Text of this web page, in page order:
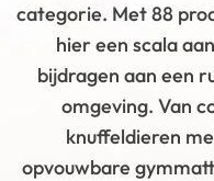
categorie. Met 88
hier een scala
bijdragen aan een
omgeving. Van
knuffeldieren
opvouwbare